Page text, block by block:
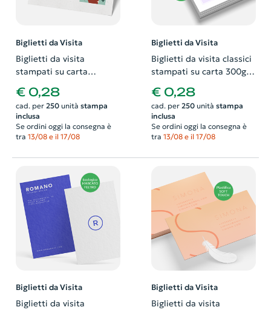
Biglietti da Visita
Biglietti da visita
stampati su carta
Possibilità di richiedere
anche il progetto grafico
€ 0,28
cad. per 250unità stampa
inclusa
Se ordini oggi la consegna è
tra 13/08 e il 17/08
Biglietti da Visita
Biglietti da visita classici
stampati su carta 300gr
di richiedere anche il
progetto grafico
€ 0,28
cad. per 250unità stampa
inclusa
Se ordini oggi la consegna è
tra 13/08 e il 17/08
Biglietti da Visita
Biglietti da visita
Biglietti da Visita
Biglietti da visita